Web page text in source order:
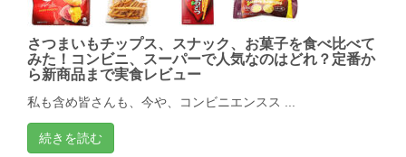
さつまいもチップス、スナック、お菓子を食べ比べて
みた！コンビニ、スーパーで人気なのはどれ？定番か
ら新商品まで実食レビュー
私も含め皆さんも、今や、コンビニエンスス ...
続きを読む